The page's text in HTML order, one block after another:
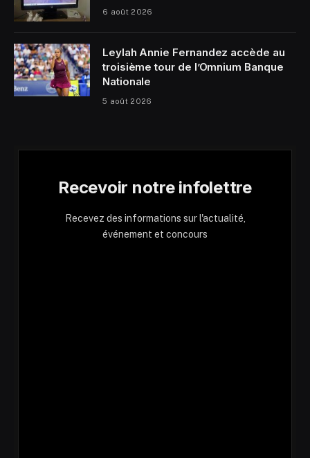
6 août 2026
Leylah Annie Fernandez accède au
troisième tour de l’Omnium Banque
Nationale
5 août 2026
Recevoir notre infolettre
Recevez des informations sur l'actualité,
événement et concours